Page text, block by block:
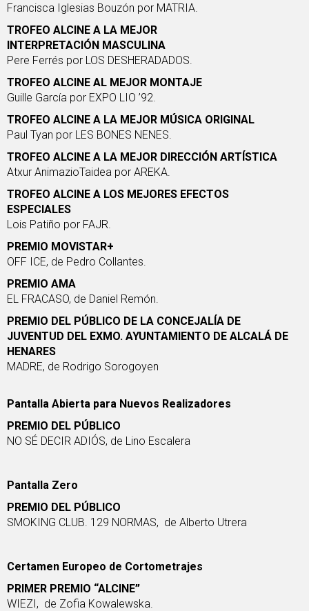
Francisca Iglesias Bouzón por MATRIA
TROFEO ALCINE A LA MEJOR
INTERPRETACIÓN MASCULINA
Pere Ferrés por LOS DESHERADADOS
TROFEO ALCINE AL MEJOR MONTAJE
Guille García por EXPO LIO ’92
TROFEO ALCINE A LA MEJOR MÚSICA ORIGINAL
Paul Tyan por LES BONES NENES
TROFEO ALCINE A LA MEJOR DIRECCIÓN ARTÍSTICA
Atxur AnimazioTaidea por AREKA
TROFEO ALCINE A LOS MEJORES EFECTOS
ESPECIALES
Lois Patiño por FAJR
PREMIO MOVISTAR+
OFF ICE, de Pedro Collantes.
PREMIO AMA
EL FRACASO, de Daniel Remón.
PREMIO DEL PÚBLICO DE LA CONCEJALÍA DE
JUVENTUD DEL EXMO. AYUNTAMIENTO DE ALCALÁ DE
HENARES
MADRE, de Rodrigo Sorogoyen
Pantalla Abierta para Nuevos Realizadores
PREMIO DEL PÚBLICO
NO SÉ DECIR ADIÓS, de Lino Escalera
Pantalla Zero
PREMIO DEL PÚBLICO
SMOKING CLUB . 129 NORMAS, de Alberto Utrera
Certamen Europeo de Cortometrajes
PRIMER PREMIO “ALCINE”
WIEZI, de Zofia Kowalewska.